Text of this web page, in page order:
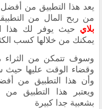
‏يعد هذا التطبيق من أفضل
من ربح المال من
بلاي حيث يوفر لك هذا
يمكنك من خلالها كسب
وسوف تتمكن من الثراء
وقضاء الوقت عليها حيث
وأن هذا التطبيق من
‏ويعتبر هذا التطبيق
بشعبية جدا كبيرة